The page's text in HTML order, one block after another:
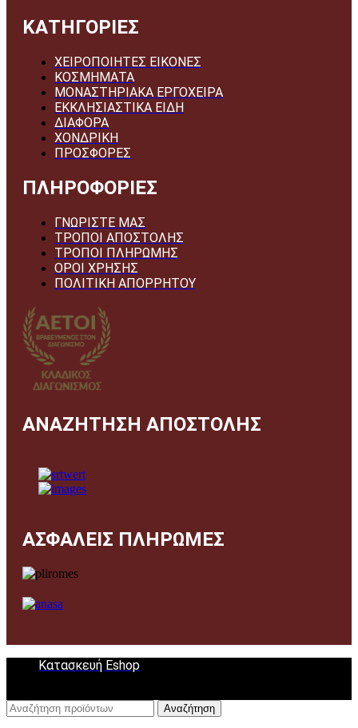
ΚΑΤΗΓΟΡΙΕΣ
ΧΕΙΡΟΠΟΙΗΤΕΣ ΕΙΚΟΝΕΣ
ΚΟΣΜΗΜΑΤΑ
ΜΟΝΑΣΤΗΡΙΑΚΑ ΕΡΓΟΧΕΙΡΑ
ΕΚΚΛΗΣΙΑΣΤΙΚΑ ΕΙΔΗ
ΔΙΑΦΟΡΑ
ΧΟΝΔΡΙΚΗ
ΠΡΟΣΦΟΡΕΣ
ΠΛΗΡΟΦΟΡΙΕΣ
ΓΝΩΡΙΣΤΕ ΜΑΣ
ΤΡΟΠΟΙ ΑΠΟΣΤΟΛΗΣ
ΤΡΟΠΟΙ ΠΛΗΡΩΜΗΣ
ΟΡΟΙ ΧΡΗΣΗΣ
ΠΟΛΙΤΙΚΗ ΑΠΟΡΡΗΤΟΥ
ΑΝΑΖΗΤΗΣΗ ΑΠΟΣΤΟΛΗΣ
ΑΣΦΑΛΕΙΣ ΠΛΗΡΩΜΕΣ
Κατασκευή Eshop
Αναζήτηση